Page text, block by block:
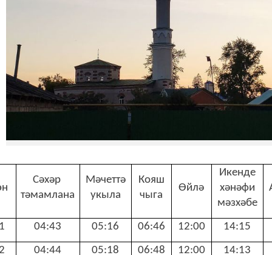
Сәхәр
тәмамлана
Мәчеттә
укыла
Кояш
чыга
Өйлә
Икенде
хәнәфи
мәзхәбе
04:43 05:16 06:46 12:00 14:15
04:44 05:18 06:48 12:00 14:13